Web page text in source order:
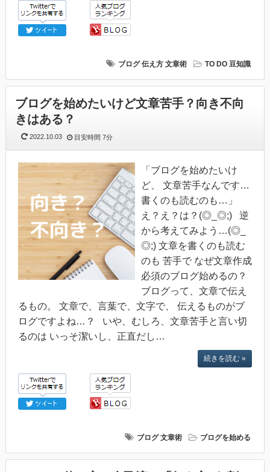
ブログ 伝え方 文章術 TO DO 豆知識
ブログを始めたいけど文章苦手？向き不向
きはある？
2022.10.03 目安時間 7分
「ブログを始めたいけ
ど、 文章苦手なんです…
書くのも読むのも…」
え？え？は？(◎_◎;) 逆
から考えてみよう…(◎_
◎;) 文章を書くのも読む
のも 苦手で なぜ文章作成
必須のブログ始めるの？
ブログって、文章で伝え
るもの。 文章で、言葉で、文字で、 伝えるものがブ
ログですよね…？ いや、むしろ、文章苦手と言い切
るのは いっそ潔いし、正直だし…
続きを読む »
ブログ 文章術 ブログを始める